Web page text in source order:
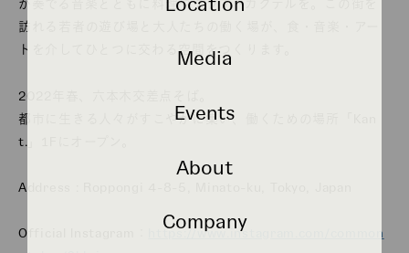
Media
Events
About
Company
が奏でる音楽とともに料理やクラフトカクテルを。この街を
訪れる若者の遊び場と大人たちの働く場が、食・音楽・アー
トを介してひとつに交わる空間をつくります。
2022年春、六本木交差点そば。
都市に生きる人々がすこやかに集い、働くための場所「Kan
t.」1Fにオープン。
Address : Roppongi 4-8-5, Minato-ku, Tokyo, Japan
Official Instagram：
https://www.instagram.com/common